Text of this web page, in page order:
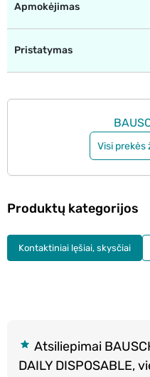
Apmokėjimas
Pristatymas
Visi prekės
Atsiliepimai
DAILY DISPOSABLE,
Produktų kategorijos
Kontaktiniai lęšiai, skysčiai